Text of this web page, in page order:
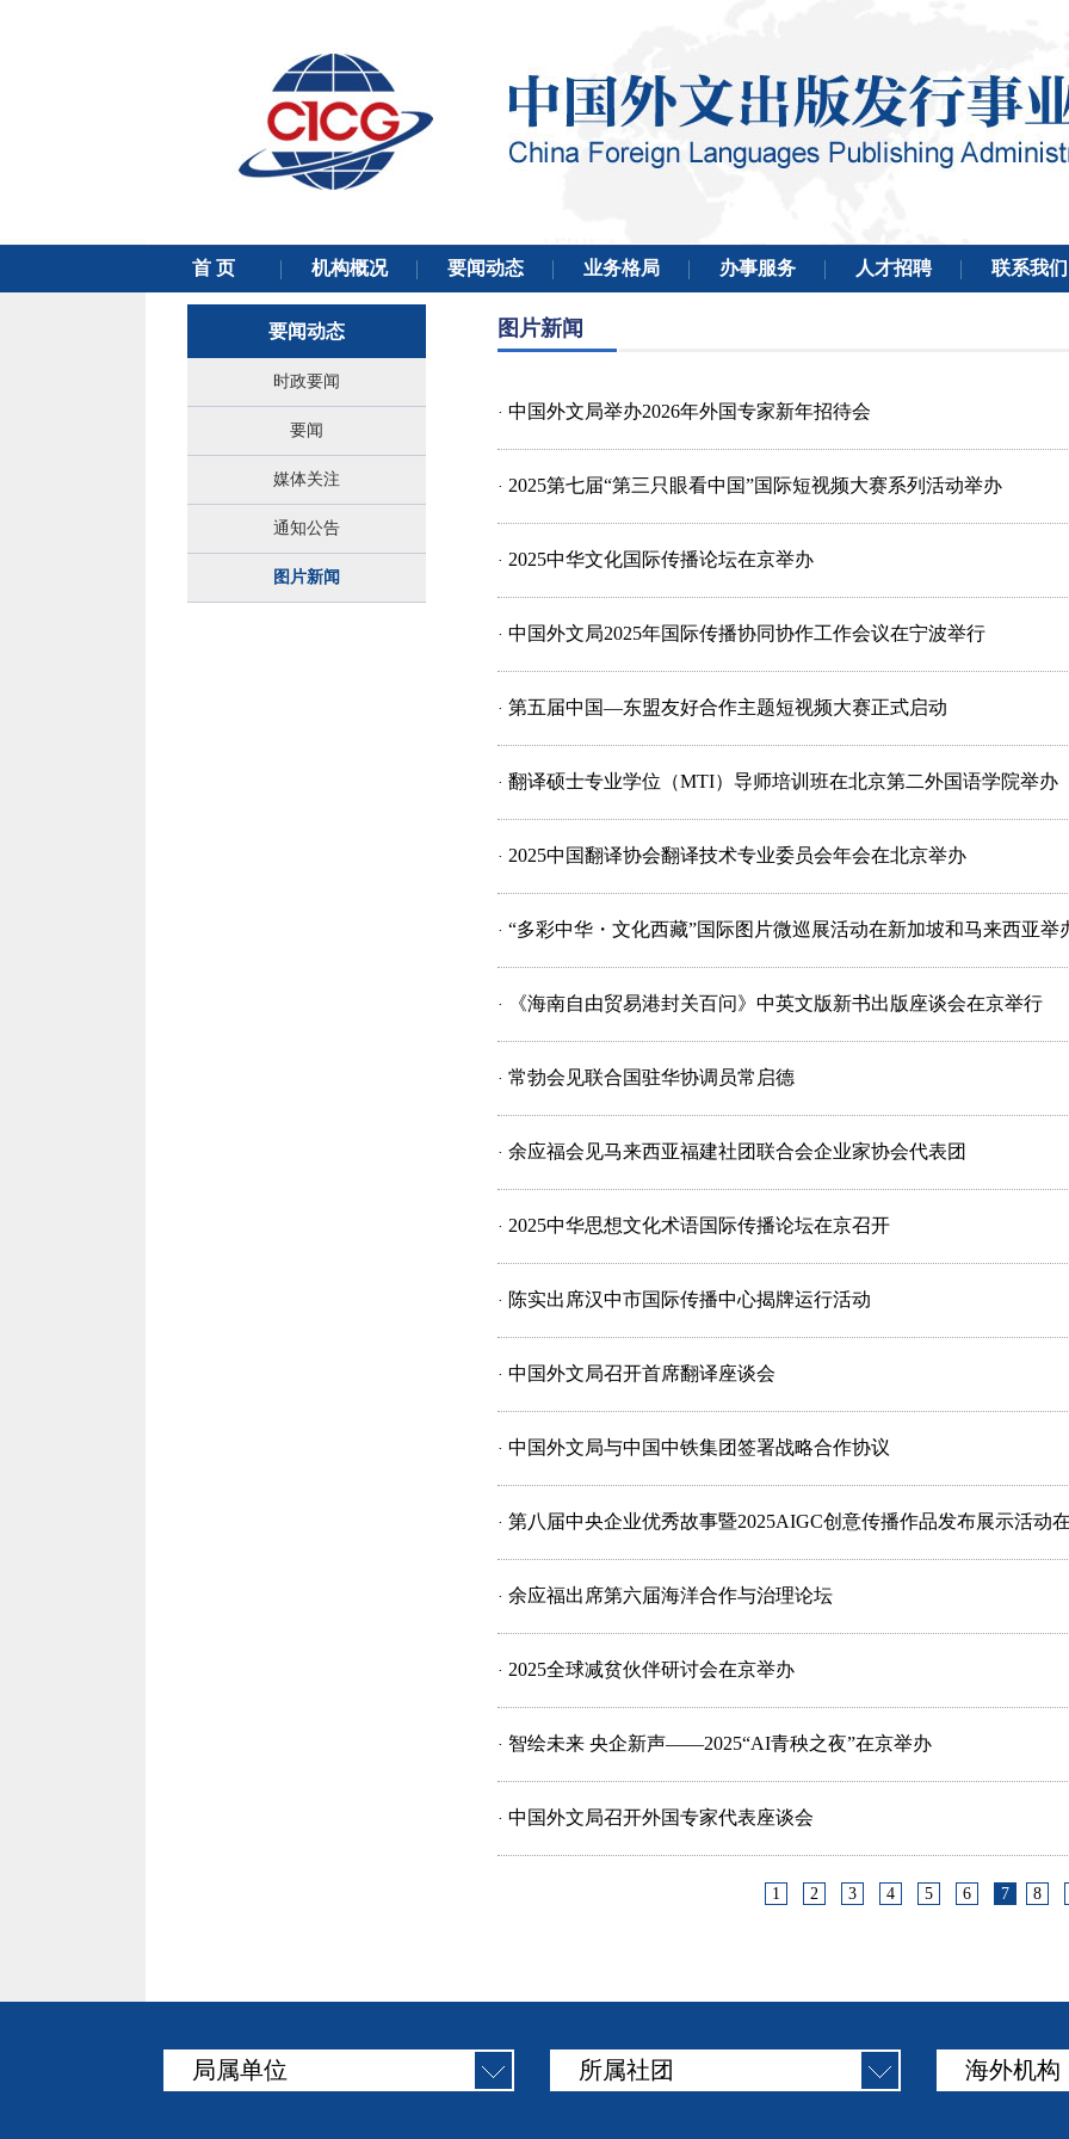
要闻动态
时政要闻
要闻
媒体关注
通知公告
图片新闻
图片新闻
· 中国外文局举办2026年外国专家新年招待会
· 2025第七届“第三只眼看中国”国际短视频大赛系列活动举办
· 2025中华文化国际传播论坛在京举办
· 中国外文局2025年国际传播协同协作工作会议在宁波举行
· 第五届中国—东盟友好合作主题短视频大赛正式启动
· 翻译硕士专业学位（MTI）导师培训班在北京第二外国语学院举办
· 2025中国翻译协会翻译技术专业委员会年会在北京举办
· “多彩中华・文化西藏”国际图片微巡展活动在新加坡和马来西亚举
· 《海南自由贸易港封关百问》中英文版新书出版座谈会在京举行
· 常勃会见联合国驻华协调员常启德
· 余应福会见马来西亚福建社团联合会企业家协会代表团
· 2025中华思想文化术语国际传播论坛在京召开
· 陈实出席汉中市国际传播中心揭牌运行活动
· 中国外文局召开首席翻译座谈会
· 中国外文局与中国中铁集团签署战略合作协议
· 第八届中央企业优秀故事暨2025AIGC创意传播作品发布展示活动
· 余应福出席第六届海洋合作与治理论坛
· 2025全球减贫伙伴研讨会在京举办
· 智绘未来 央企新声——2025“AI青秧之夜”在京举办
· 中国外文局召开外国专家代表座谈会
1 2 3 4 5 6 7 8